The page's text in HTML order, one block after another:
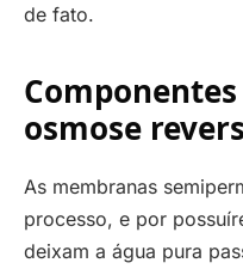
de fato.
osmose
As membranas
processo, e por
deixam a água pura